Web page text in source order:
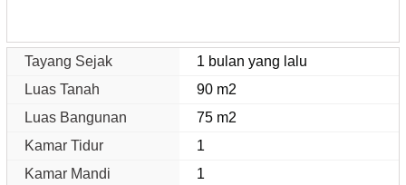
Tayang Sejak
1 bulan yang lalu
Luas Tanah
90 m2
Luas Bangunan
75 m2
Kamar Tidur
1
Kamar Mandi
1